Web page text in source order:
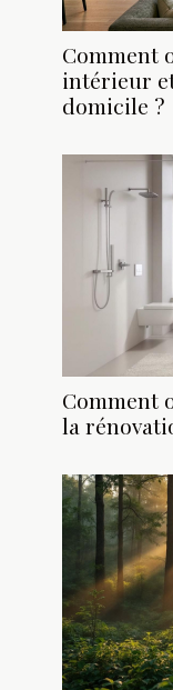
Comment
intérieur
domicile ?
Comment
la